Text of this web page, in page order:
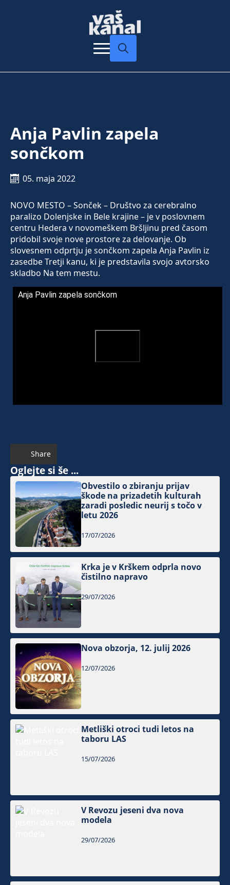
Anja Pavlin zapela
sončkom
05. maja 2022
NOVO MESTO – Sonček – Društvo za cerebralno
paralizo Dolenjske in Bele krajine – je v poslovnem
centru Hedera v novomeškem Bršljinu pred časom
pridobil svoje nove prostore za delovanje. Ob
slovesnem odprtju je sončkom zapela Anja Pavlin iz
zasedbe Tretji kanu, ki je predstavila svojo avtorsko
skladbo Na tem mestu.
Anja Pavlin zapela sončkom
Share
Oglejte si še ...
Obvestilo o zbiranju prijav
škode na prizadetih kulturah
zaradi posledic neurij s točo v
letu 2026
17/07/2026
Krka je v Krškem odprla novo
čistilno napravo
29/07/2026
Nova obzorja, 12. julij 2026
12/07/2026
Metliški otroci tudi letos na
taboru LAS
15/07/2026
V Revozu jeseni dva nova
modela
29/07/2026